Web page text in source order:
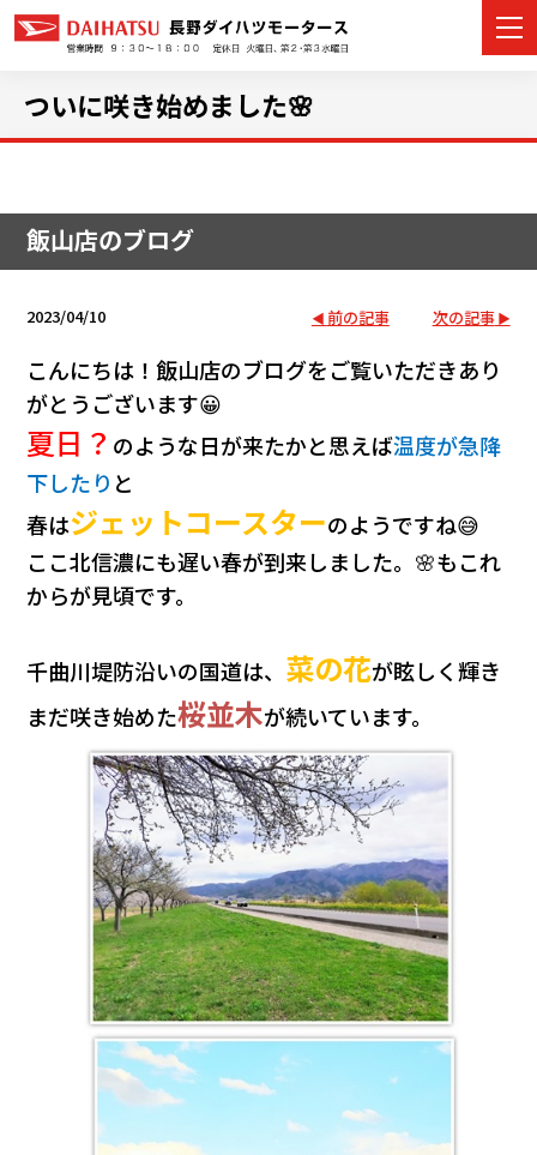
店舗情報
イベント・キャンペーン
ついに咲き始めました🌸
飯山店のブログ
2023/04/10 前の記事 次の記事
こんにちは！飯山店のブログをご覧いただきあり
がとうございます😀
夏日？ のような日が来たかと思えば温度が急降
下したり と
春はジェットコースターのようですね😅
ここ北信濃にも遅い春が到来しました。🌸もこれ
からが見頃です。
千曲川堤防沿いの国道は、 菜の花が眩しく輝き
まだ咲き始めた桜並木が続いています。